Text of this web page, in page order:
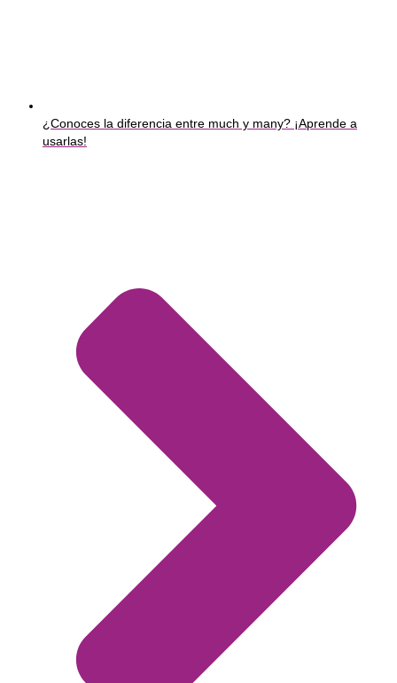
¿Conoces la diferencia entre much y many? ¡Aprende a
usarlas!